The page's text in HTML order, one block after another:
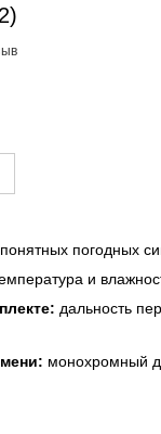
погодных
и
дальность
монохромный